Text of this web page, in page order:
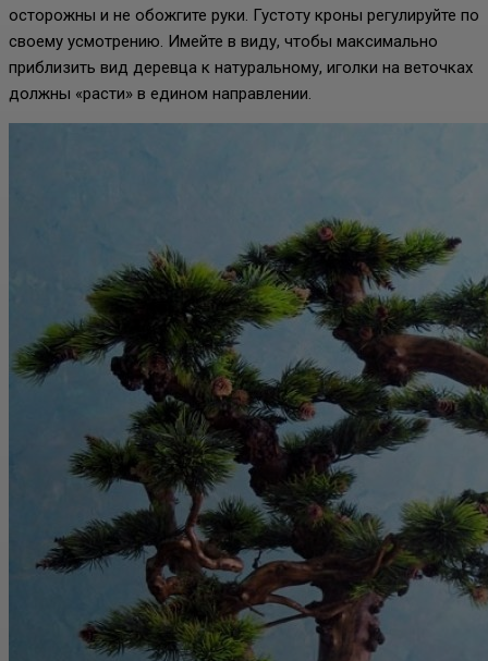
осторожны и не обожгите руки. Густоту кроны регулируйте по
своему усмотрению. Имейте в виду, чтобы максимально
приблизить вид деревца к натуральному, иголки на веточках
должны «расти» в едином направлении.